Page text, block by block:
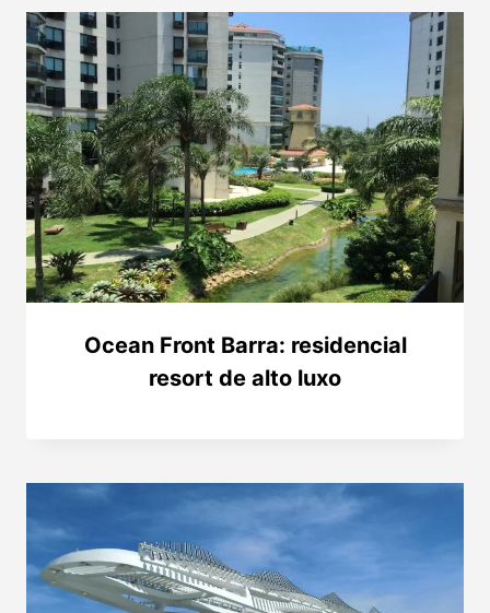
Ocean Front Barra: residencial
resort de alto luxo